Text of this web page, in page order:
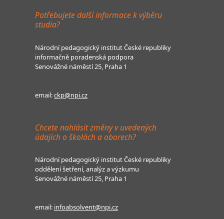
Potřebujete další informace k výběru
studia?
Národní pedagogický institut České republiky
informačně poradenská podpora
Senovážné náměstí 25, Praha 1
email:ckp@npi.cz
Chcete nahlásit změny v uvedených
údajích o školách a oborech?
Národní pedagogický institut České republiky
oddělení šetření, analýz a výzkumu
Senovážné náměstí 25, Praha 1
email: infoabsolvent@npi.cz